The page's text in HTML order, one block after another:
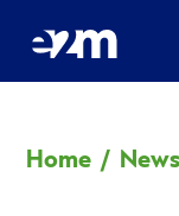
Home /